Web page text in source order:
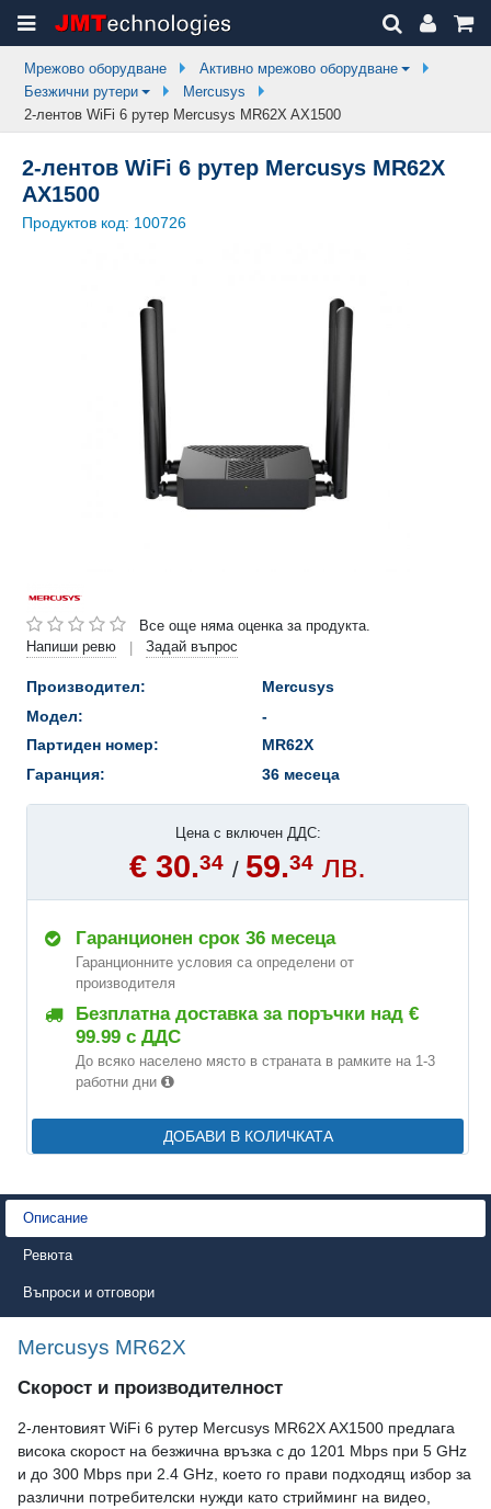
Мрежово оборудване
Активно мрежово оборудване
Безжични рутери
Mercusys
2-лентов WiFi 6 рутер Mercusys MR62X AX1500
2-лентов WiFi 6 рутер Mercusys MR62X
AX1500
Продуктов код: 100726
Все още няма оценка за продукта.
Напиши ревю
| Задай въпрос
Производител:
Mercusys
Модел:
-
Партиден номер:
MR62X
Гаранция:
36 месеца
Цена с включен ДДС:
€ 30.34 / 59.34 лв.
Гаранционен срок 36 месеца
Гаранционните условия са определени от
производителя
Безплатна доставка за поръчки над €
99.99 с ДДС
До всяко населено място в страната в рамките на 1-3
работни дни
ДОБАВИ В КОЛИЧКАТА
Описание
Ревюта
Въпроси и отговори
Mercusys MR62X
Скорост и производителност
2-лентовият WiFi 6 рутер Mercusys MR62X AX1500 предлага
висока скорост на безжична връзка с до 1201 Mbps при 5 GHz
и до 300 Mbps при 2.4 GHz, което го прави подходящ избор за
различни потребителски нужди като стрийминг на видео,